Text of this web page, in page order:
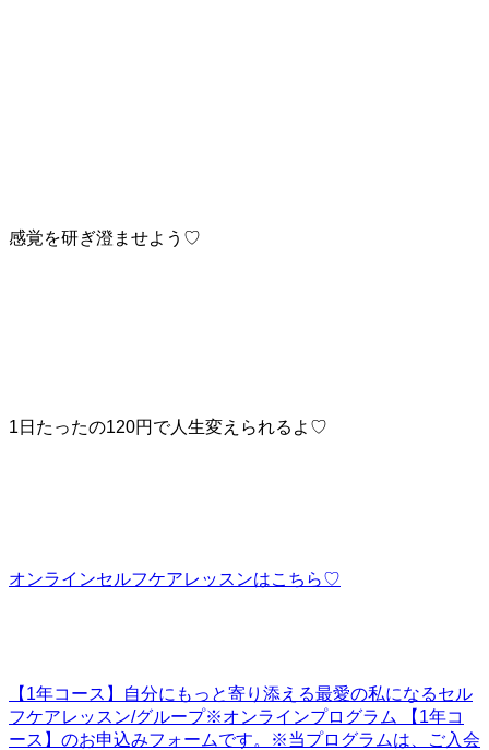
感覚を研ぎ澄ませよう♡
1日たったの120円で人生変えられるよ♡
オンラインセルフケアレッスンはこちら♡
【1年コース】自分にもっと寄り添える最愛の私になるセル
フケアレッスン/グループ※オンラインプログラム 【1年コ
ース】のお申込みフォームです。※当プログラムは、ご入会